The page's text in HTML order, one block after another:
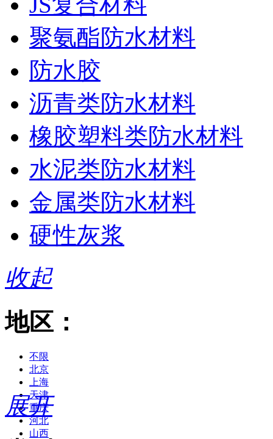
聚氨酯防水材料
防水胶
沥青类防水材料
橡胶塑料类防水材料
水泥类防水材料
金属类防水材料
硬性灰浆
收起
地区：
不限
北京
上海
天津
重庆
河北
山西
展开